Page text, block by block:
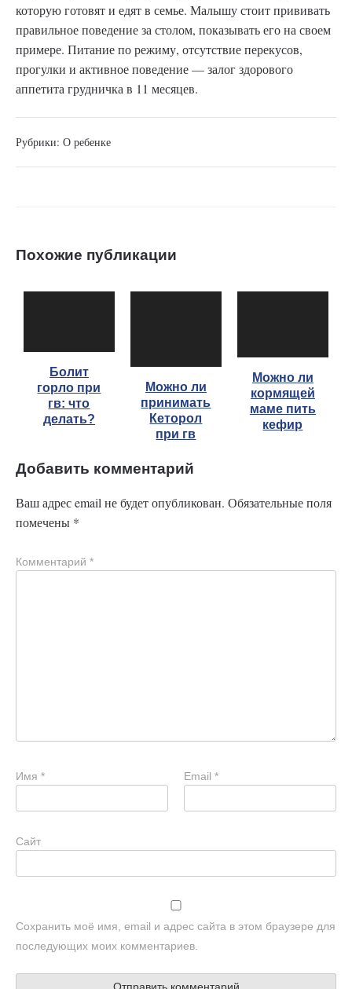
которую готовят и едят в семье. Малышу стоит прививать
правильное поведение за столом, показывать его на своем
примере. Питание по режиму, отсутствие перекусов,
прогулки и активное поведение — залог здорового
аппетита грудничка в 11 месяцев.
Рубрики: О ребенке
Похожие публикации
Болит
горло при
гв: что
делать?
Можно ли
принимать
Кеторол
при гв
Можно ли
кормящей
маме пить
кефир
Добавить комментарий
Ваш адрес email не будет опубликован. Обязательные поля
помечены *
Комментарий *
Имя * Email*
Сайт
Сохранить моё имя, email и адрес сайта в этом браузере для
последующих моих комментариев.